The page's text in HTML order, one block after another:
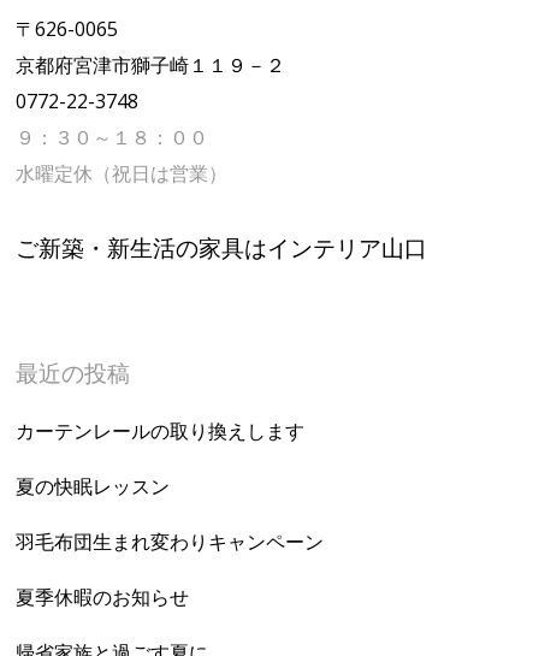
〒626-0065
京都府宮津市獅子崎１１９－２
0772-22-3748
９：３０～１８：００
水曜定休（祝日は営業）
ご新築・新生活の家具はインテリア山口
最近の投稿
カーテンレールの取り換えします
夏の快眠レッスン
羽毛布団生まれ変わりキャンペーン
夏季休暇のお知らせ